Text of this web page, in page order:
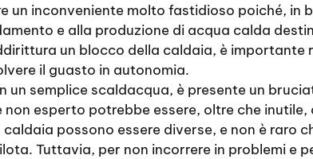
un inconveniente molto fastidioso poiché, in
e alla produzione di acqua calda
un blocco della caldaia, è importante
il guasto in autonomia.
un semplice scaldacqua, è presente un
esperto potrebbe essere, oltre che inutile,
possono essere diverse, e non è raro
Tuttavia, per non incorrere in problemi e